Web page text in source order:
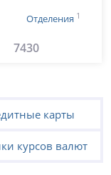
Отделения 1
7430
карты
курсов валют